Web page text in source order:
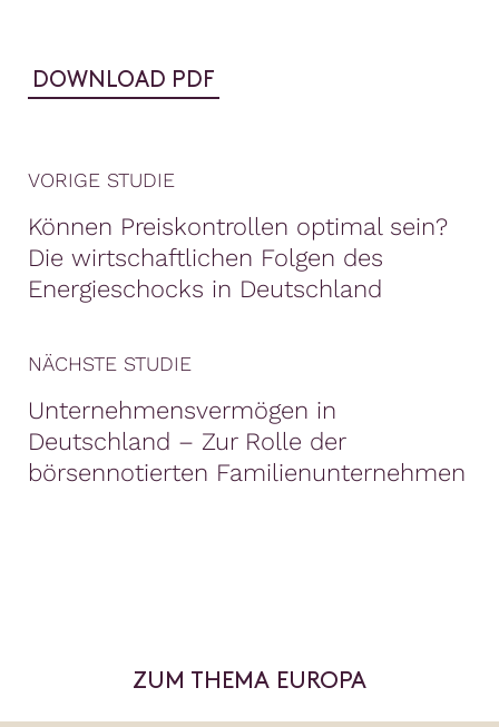
DOWNLOAD PDF
VORIGE STUDIE
Können Preiskontrollen optimal sein?
Die wirtschaftlichen Folgen des
Energieschocks in Deutschland
NÄCHSTE STUDIE
Unternehmensvermögen in
Deutschland – Zur Rolle der
börsennotierten Familienunternehmen
ZUM THEMA EUROPA